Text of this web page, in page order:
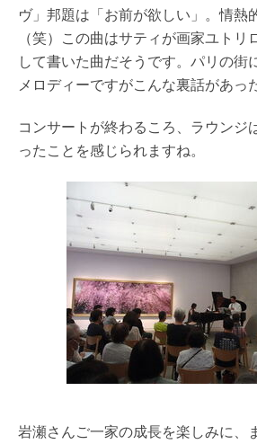
ヴ」邦題は「お前が欲しい」。情熱
（笑）この曲はサティが画家ユトリ
して書いた曲だそうです。パリの街
メロディーですがこんな裏話があっ
コンサートが終わるころ、ラウンジ
ったことを感じられますね。
岩瀬さんご一家の成長を楽しみに、